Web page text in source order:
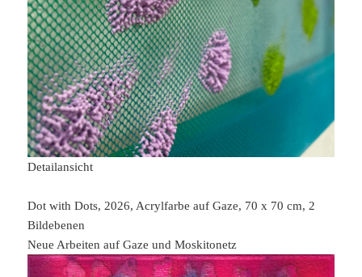
Detailansicht
Dot with Dots, 2026, Acrylfarbe auf Gaze, 70 x 70 cm, 2
Bildebenen
Neue Arbeiten auf Gaze und Moskitonetz